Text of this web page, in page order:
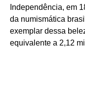
Independência, em
da numismática
exemplar dessa
equivalente a 2,12